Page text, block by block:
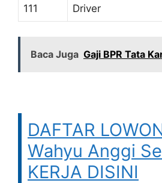
111 Driver
Baca Juga Gaji BPR Tata
DAFTAR
Wahyu Anggi
KERJA DISINI